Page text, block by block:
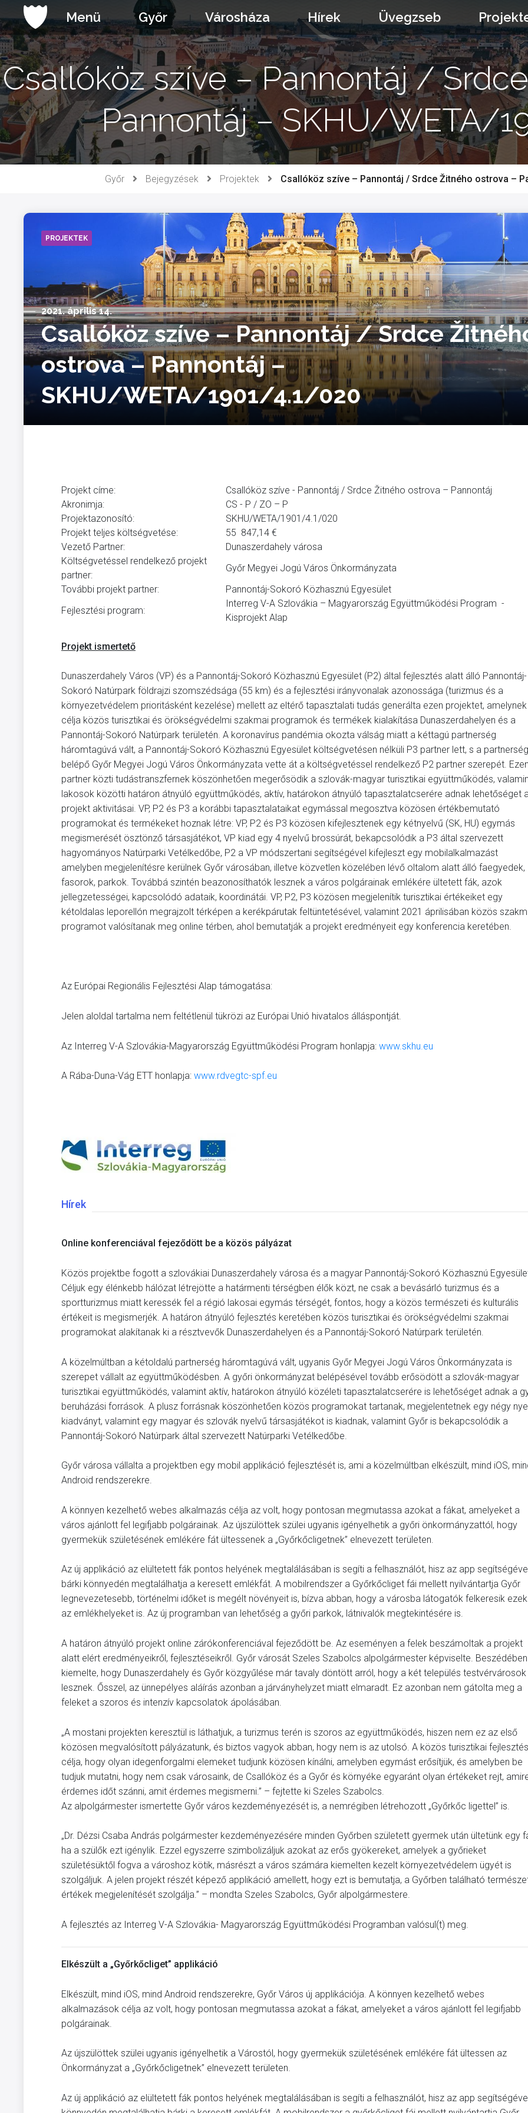
a
tartalomhoz
Menü Győr Városháza Hírek Üvegzseb
Csallóköz szíve – Pannontáj /
Pannontáj – SKHU/WETA/
Győr Bejegyzések Projektek Csallóköz szíve – Pannontáj / Srdce Žitného ostrova –
PROJEKTEK
2021. április 14.
Csallóköz szíve – Pannontáj / Srdce
ostrova – Pannontáj –
SKHU/WETA/1901/4.1/020
Projekt címe:
Csallóköz szíve - Pannontáj / Srdce Žitného ostrova – Pannontáj
Akronimja:
CS - P / ZO – P
Projektazonosító:
SKHU/WETA/1901/4.1/020
Projekt teljes költségvetése:
55 847,14 €
Vezető Partner:
Dunaszerdahely városa
Költségvetéssel rendelkező projekt
partner:
Győr Megyei Jogú Város Önkormányzata
További projekt partner:
Pannontáj-Sokoró Közhasznú Egyesület
Fejlesztési program:
Interreg V-A Szlovákia – Magyarország Együttműködési Program -
Kisprojekt Alap
Projekt ismertető
Dunaszerdahely Város (VP) és a Pannontáj-Sokoró Közhasznú Egyesület (P2) által fejlesztés alatt álló Pannontáj-
Sokoró Natúrpark földrajzi szomszédsága (55 km) és a fejlesztési irányvonalak azonossága (turizmus és a
környezetvédelem prioritásként kezelése) mellett az eltérő tapasztalati tudás generálta ezen projektet, amelynek
célja közös turisztikai és örökségvédelmi szakmai programok és termékek kialakítása Dunaszerdahelyen és a
Pannontáj-Sokoró Natúrpark területén. A koronavírus pandémia okozta válság miatt a kéttagú partnerség
háromtagúvá vált, a Pannontáj-Sokoró Közhasznú Egyesület költségvetésen nélküli P3 partner lett, s a
belépő Győr Megyei Jogú Város Önkormányzata vette át a költségvetéssel rendelkező P2 partner szerepét.
partner közti tudástranszfernek köszönhetően megerősödik a szlovák-magyar turisztikai együttműködés,
lakosok közötti határon átnyúló együttműködés, aktív, határokon átnyúló tapasztalatcserére adnak lehetőséget
projekt aktivitásai. VP, P2 és P3 a korábbi tapasztalataikat egymással megosztva közösen értékbemutató
programokat és termékeket hoznak létre: VP, P2 és P3 közösen kifejlesztenek egy kétnyelvű (SK, HU) egymás
megismerését ösztönző társasjátékot, VP kiad egy 4 nyelvű brossúrát, bekapcsolódik a P3 által szervezett
hagyományos Natúrparki Vetélkedőbe, P2 a VP módszertani segítségével kifejleszt egy mobilalkalmazást
amelyben megjelenítésre kerülnek Győr városában, illetve közvetlen közelében lévő oltalom alatt álló faegyedek,
fasorok, parkok. Továbbá szintén beazonosíthatók lesznek a város polgárainak emlékére ültetett fák, azok
jellegzetességei, kapcsolódó adataik, koordinátái. VP, P2, P3 közösen megjelenítik turisztikai értékeiket egy
kétoldalas leporellón megrajzolt térképen a kerékpárutak feltüntetésével, valamint 2021 áprilisában közös
programot valósítanak meg online térben, ahol bemutatják a projekt eredményeit egy konferencia keretében.
Az Európai Regionális Fejlesztési Alap támogatása:
Jelen aloldal tartalma nem feltétlenül tükrözi az Európai Unió hivatalos álláspontját.
Az Interreg V-A Szlovákia-Magyarország Együttműködési Program honlapja: www.skhu.eu
A Rába-Duna-Vág ETT honlapja: www.rdvegtc-spf.eu
Hírek
Online konferenciával fejeződött be a közös pályázat
Közös projektbe fogott a szlovákiai Dunaszerdahely városa és a magyar Pannontáj-Sokoró Közhasznú
Céljuk egy élénkebb hálózat létrejötte a határmenti térségben élők közt, ne csak a bevásárló turizmus és a
sportturizmus miatt keressék fel a régió lakosai egymás térségét, fontos, hogy a közös természeti és kulturális
értékeit is megismerjék. A határon átnyúló fejlesztés keretében közös turisztikai és örökségvédelmi szakmai
programokat alakítanak ki a résztvevők Dunaszerdahelyen és a Pannontáj-Sokoró Natúrpark területén.
A közelmúltban a kétoldalú partnerség háromtagúvá vált, ugyanis Győr Megyei Jogú Város Önkormányzata is
szerepet vállalt az együttműködésben. A győri önkormányzat belépésével tovább erősödött a szlovák-magyar
turisztikai együttműködés, valamint aktív, határokon átnyúló közéleti tapasztalatcserére is lehetőséget adnak a
beruházási források. A plusz forrásnak köszönhetően közös programokat tartanak, megjelentetnek egy négy
kiadványt, valamint egy magyar és szlovák nyelvű társasjátékot is kiadnak, valamint Győr is bekapcsolódik a
Pannontáj-Sokoró Natúrpark által szervezett Natúrparki Vetélkedőbe.
Győr városa vállalta a projektben egy mobil applikáció fejlesztését is, ami a közelmúltban elkészült, mind iOS,
Android rendszerekre.
A könnyen kezelhető webes alkalmazás célja az volt, hogy pontosan megmutassa azokat a fákat, amelyeket a
város ajánlott fel legifjabb polgárainak. Az újszülöttek szülei ugyanis igényelhetik a győri önkormányzattól, hogy
gyermekük születésének emlékére fát ültessenek a „Győrkőcligetnek” elnevezett területen.
Az új applikáció az elültetett fák pontos helyének megtalálásában is segíti a felhasználót, hisz az app
bárki könnyedén megtalálhatja a keresett emlékfát. A mobilrendszer a Győrkőcliget fái mellett nyilvántartja Győr
legnevezetesebb, történelmi időket is megélt növényeit is, bízva abban, hogy a városba látogatók felkeresik
az emlékhelyeket is. Az új programban van lehetőség a győri parkok, látnivalók megtekintésére is.
A határon átnyúló projekt online zárókonferenciával fejeződött be. Az eseményen a felek beszámoltak a projekt
alatt elért eredményeikről, fejlesztéseikről. Győr városát Szeles Szabolcs alpolgármester képviselte. Beszédében
kiemelte, hogy Dunaszerdahely és Győr közgyűlése már tavaly döntött arról, hogy a két település testvérvárosok
lesznek. Ősszel, az ünnepélyes aláírás azonban a járványhelyzet miatt elmaradt. Ez azonban nem gátolta meg a
feleket a szoros és intenzív kapcsolatok ápolásában.
„A mostani projekten keresztül is láthatjuk, a turizmus terén is szoros az együttműködés, hiszen nem ez az első
közösen megvalósított pályázatunk, és biztos vagyok abban, hogy nem is az utolsó. A közös turisztikai
célja, hogy olyan idegenforgalmi elemeket tudjunk közösen kínálni, amelyben egymást erősítjük, és amelyben be
tudjuk mutatni, hogy nem csak városaink, de Csallóköz és a Győr és környéke egyaránt olyan értékeket rejt,
érdemes időt szánni, amit érdemes megismerni.” – fejtette ki Szeles Szabolcs.
Az alpolgármester ismertette Győr város kezdeményezését is, a nemrégiben létrehozott „Győrkőc ligettel” is.
„Dr. Dézsi Csaba András polgármester kezdeményezésére minden Győrben született gyermek után ültetünk egy
ha a szülők ezt igénylik. Ezzel egyszerre szimbolizáljuk azokat az erős gyökereket, amelyek a győrieket
születésüktől fogva a városhoz kötik, másrészt a város számára kiemelten kezelt környezetvédelem ügyét is
szolgáljuk. A jelen projekt részét képező applikáció amellett, hogy ezt is bemutatja, a Győrben található
értékek megjelenítését szolgálja.” – mondta Szeles Szabolcs, Győr alpolgármestere.
A fejlesztés az Interreg V-A Szlovákia- Magyarország Együttműködési Programban valósul(t) meg.
Elkészült a „Győrkőcliget” applikáció
Elkészült, mind iOS, mind Android rendszerekre, Győr Város új applikációja. A könnyen kezelhető webes
alkalmazások célja az volt, hogy pontosan megmutassa azokat a fákat, amelyeket a város ajánlott fel legifjabb
polgárainak.
Az újszülöttek szülei ugyanis igényelhetik a Várostól, hogy gyermekük születésének emlékére fát ültessen az
Önkormányzat a „Győrkőcligetnek” elnevezett területen.
Az új applikáció az elültetett fák pontos helyének megtalálásában is segíti a felhasználót, hisz az app